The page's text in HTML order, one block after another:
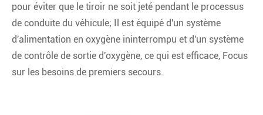
pour éviter que le tiroir ne soit jeté pendant le processus
de conduite du véhicule; Il est équipé d'un système
d'alimentation en oxygène ininterrompu et d'un système
de contrôle de sortie d'oxygène, ce qui est efficace, Focus
sur les besoins de premiers secours.